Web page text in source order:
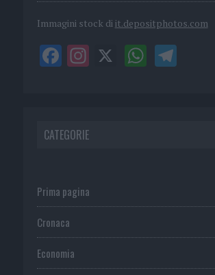
Immagini stock di it.depositphotos.com
CATEGORIE
Prima pagina
Cronaca
Economia